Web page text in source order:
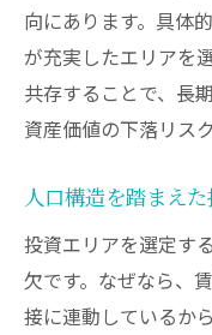
向にあります。具体
が充実したエリアを
共存することで、長
資産価値の下落リス
人口構造を踏まえ
投資エリアを選定す
欠です。なぜなら、
接に連動しているか